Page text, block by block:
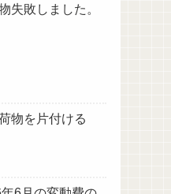
失敗しました。
物を片付ける